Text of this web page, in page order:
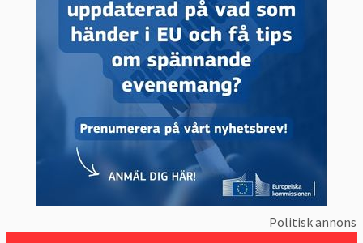
Politisk annons